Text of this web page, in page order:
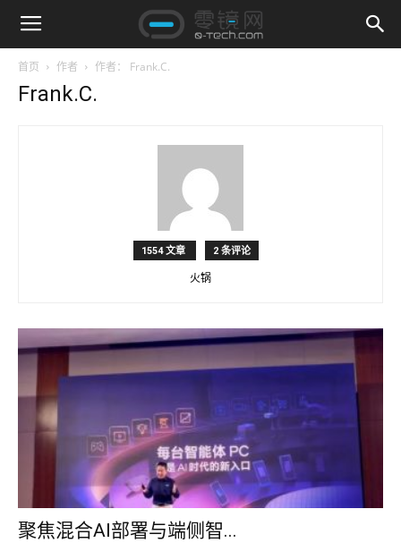
首页 作者 作者： Frank.C.
Frank.C.
1554 文章 2 条评论
火锅
聚焦混合AI部署与端侧智...